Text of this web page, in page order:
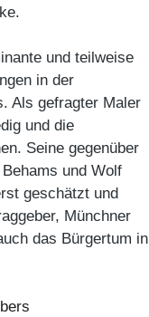
und teilweise
in der
Als gefragter Maler
und die
Seine gegenüber
und Wolf
geschätzt und
Münchner
das Bürgertum in